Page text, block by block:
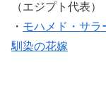
（エジプト代表）
・ モハメド・サラ
馴染の花嫁